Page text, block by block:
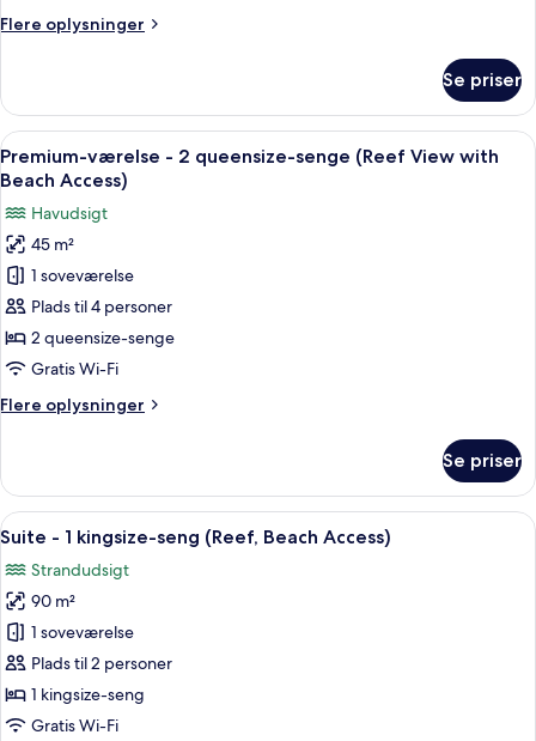
seng
Flere oplysninger
Flere
værelse
1
kingsize-
-
handicapvenligt
Se priser
Indlæs
alle
af
Premium-
værelse
-
2
queensize-
(Reef
Beach
Access)
Et overdækket udendørs
6
Premium-værelse - 2 queensize-senge (Reef View with
Beach Access)
Havudsigt
45 m²
1 soveværelse
Plads til 4 personer
2 queensize-senge
Gratis Wi-Fi
Flere oplysninger
Flere
værelse
2
senge
(Reef
View
with
Beach
Access)
Se priser
Indlæs
alle
billeder
af
Suite
-
1
kingsize-
En moderne stue med et stort
8
Suite - 1 kingsize-seng (Reef, Beach Access)
Strandudsigt
90 m²
1 soveværelse
Plads til 2 personer
1 kingsize-seng
Gratis Wi-Fi